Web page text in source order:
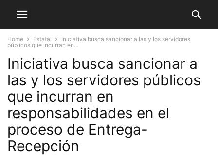
Home Estatal
Iniciativa busca sancionar a las y los servidores
públicos que incurran en...
Iniciativa busca sancionar a
las y los servidores públicos
que incurran en
responsabilidades en el
proceso de Entrega-
Recepción